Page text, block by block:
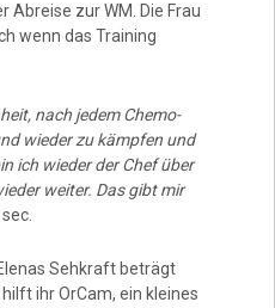
Abreise zur WM. Die Frau
wenn das Training
nach jedem Chemo-
wieder zu kämpfen und
ich wieder der Chef über
weiter. Das gibt mir
Sehkraft beträgt
ihr OrCam, ein kleines